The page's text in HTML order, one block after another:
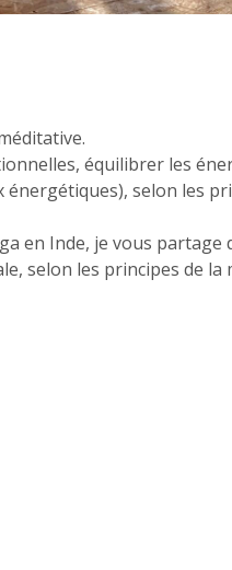
équilibrer les
énergétiques), selon les
en Inde, je vous partage
selon les principes de la